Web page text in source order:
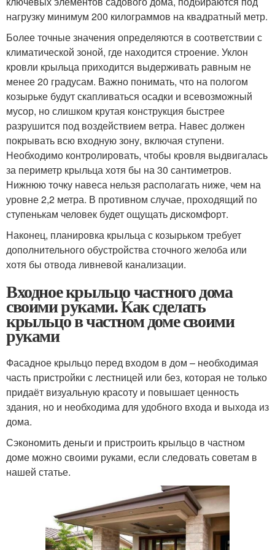
нагрузку минимум 200 килограммов на квадратный метр.
Более точные значения определяются в соответствии с
климатической зоной, где находится строение. Уклон
кровли крыльца приходится выдерживать равным не
менее 20 градусам. Важно понимать, что на пологом
козырьке будут скапливаться осадки и всевозможный
мусор, но слишком крутая конструкция быстрее
разрушится под воздействием ветра. Навес должен
покрывать всю входную зону, включая ступени.
Необходимо контролировать, чтобы кровля выдвигалась
за периметр крыльца хотя бы на 30 сантиметров.
Нижнюю точку навеса нельзя располагать ниже, чем на
уровне 2,2 метра. В противном случае, проходящий по
ступенькам человек будет ощущать дискомфорт.
Наконец, планировка крыльца с козырьком требует
дополнительного обустройства сточного желоба или
хотя бы отвода ливневой канализации.
Входное крыльцо частного дома
своими руками. Как сделать
крыльцо в частном доме своими
руками
Фасадное крыльцо перед входом в дом – необходимая
часть пристройки с лестницей или без, которая не только
придаёт визуальную красоту и повышает ценность
здания, но и необходима для удобного входа и выхода из
дома.
Сэкономить деньги и пристроить крыльцо в частном
доме можно своими руками, если следовать советам в
нашей статье.